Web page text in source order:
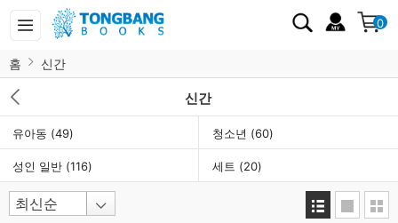
0
홈 신간
신간
유아동 (49) 청소년 (60)
성인 일반 (116) 세트 (20)